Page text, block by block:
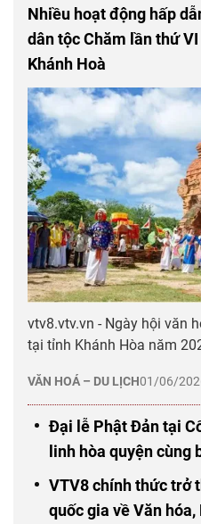
Nhiều hoạt động hấp
dân tộc Chăm lần thứ
Khánh Hoà
VĂN HOÁ – DU LỊCH01/06/
vtv8.vtv.vn - Ngày hội văn
tại tỉnh Khánh Hòa năm
Đại lễ Phật Đản tại
linh hòa quyện cùng
VTV8 chính thức trở
quốc gia về Văn